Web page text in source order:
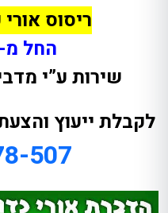
ריסוס
החל מ-250 ש”ח
שירות ע”י
לקבלת ייעוץ
507